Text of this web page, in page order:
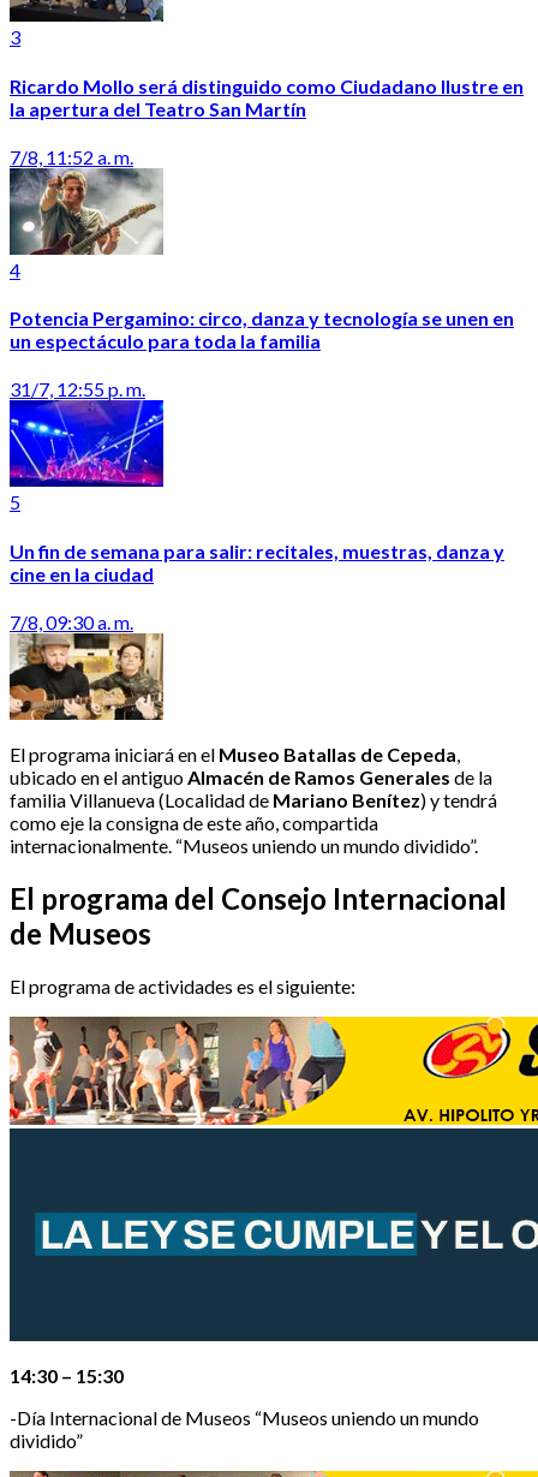
3
Ricardo Mollo será distinguido como Ciudadano Ilustre en
la apertura del Teatro San Martín
7/8, 11:52 a. m.
4
Potencia Pergamino: circo, danza y tecnología se unen en
un espectáculo para toda la familia
31/7, 12:55 p. m.
5
Un fin de semana para salir: recitales, muestras, danza y
cine en la ciudad
7/8, 09:30 a. m.
El programa iniciará en el Museo Batallas de Cepeda,
ubicado en el antiguoAlmacén de Ramos Generales de la
familia Villanueva (Localidad de Mariano Benítez) y tendrá
como eje la consigna de este año, compartida
internacionalmente. “Museos uniendo un mundo dividido”.
El programa del Consejo Internacional
de Museos
El programa de actividades es el siguiente:
14:30 – 15:30
-Día Internacional de Museos “Museos uniendo un mundo
dividido”